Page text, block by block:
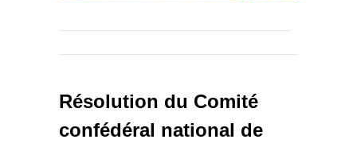
Résolution du Comité
confédéral national de